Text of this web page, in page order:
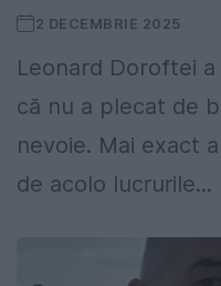
2 DECEMBRIE 2025
Leonard Doroftei
că nu a plecat de
nevoie. Mai exact
de acolo lucrurile...